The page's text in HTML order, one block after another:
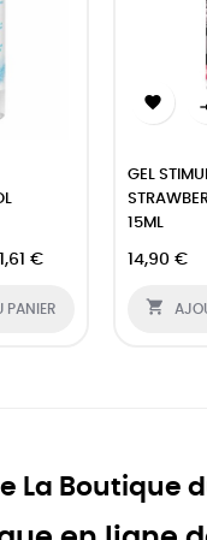
11,61 €
PANIER

GEL
15ML
14,90 €

La Boutique